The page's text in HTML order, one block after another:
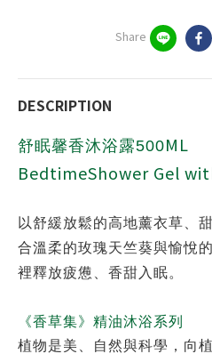
Share
DESCRIPTION
舒眠馨香沐浴露500ML
BedtimeShower Gel
以舒緩放鬆的高地薰衣草、
合溫柔的玫瑰天竺葵與愉悅
裡釋放疲憊、香甜入眠。
《香草集》精油沐浴系列
植物是美、自然與科學，向